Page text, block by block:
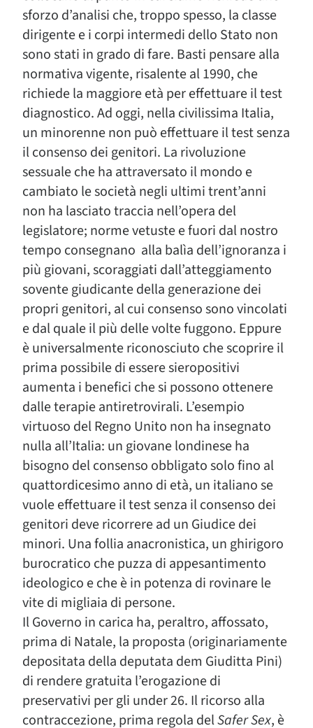
sforzo d’analisi che, troppo spesso, la classe
dirigente e i corpi intermedi dello Stato non
sono stati in grado di fare. Basti pensare alla
normativa vigente, risalente al 1990, che
richiede la maggiore età per effettuare il test
diagnostico. Ad oggi, nella civilissima Italia,
un minorenne non può effettuare il test senza
il consenso dei genitori. La rivoluzione
sessuale che ha attraversato il mondo e
cambiato le società negli ultimi trent’anni
non ha lasciato traccia nell’opera del
legislatore; norme vetuste e fuori dal nostro
tempo consegnano alla balìa dell’ignoranza i
più giovani, scoraggiati dall’atteggiamento
sovente giudicante della generazione dei
propri genitori, al cui consenso sono vincolati
e dal quale il più delle volte fuggono. Eppure
è universalmente riconosciuto che scoprire il
prima possibile di essere sieropositivi
aumenta i benefici che si possono ottenere
dalle terapie antiretrovirali. L’esempio
virtuoso del Regno Unito non ha insegnato
nulla all’Italia: un giovane londinese ha
bisogno del consenso obbligato solo fino al
quattordicesimo anno di età, un italiano se
vuole effettuare il test senza il consenso dei
genitori deve ricorrere ad un Giudice dei
minori. Una follia anacronistica, un ghirigoro
burocratico che puzza di appesantimento
ideologico e che è in potenza di rovinare le
vite di migliaia di persone.
Il Governo in carica ha, peraltro, affossato,
prima di Natale, la proposta (originariamente
depositata della deputata dem Giuditta Pini)
di rendere gratuita l’erogazione di
preservativi per gli under 26. Il ricorso alla
contraccezione, prima regola delSafer Sex, è